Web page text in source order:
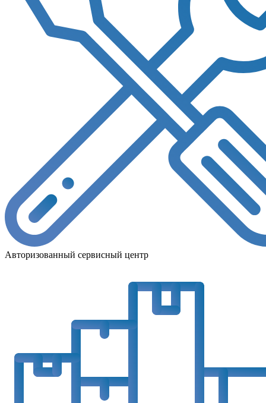
Авторизованный сервисный центр